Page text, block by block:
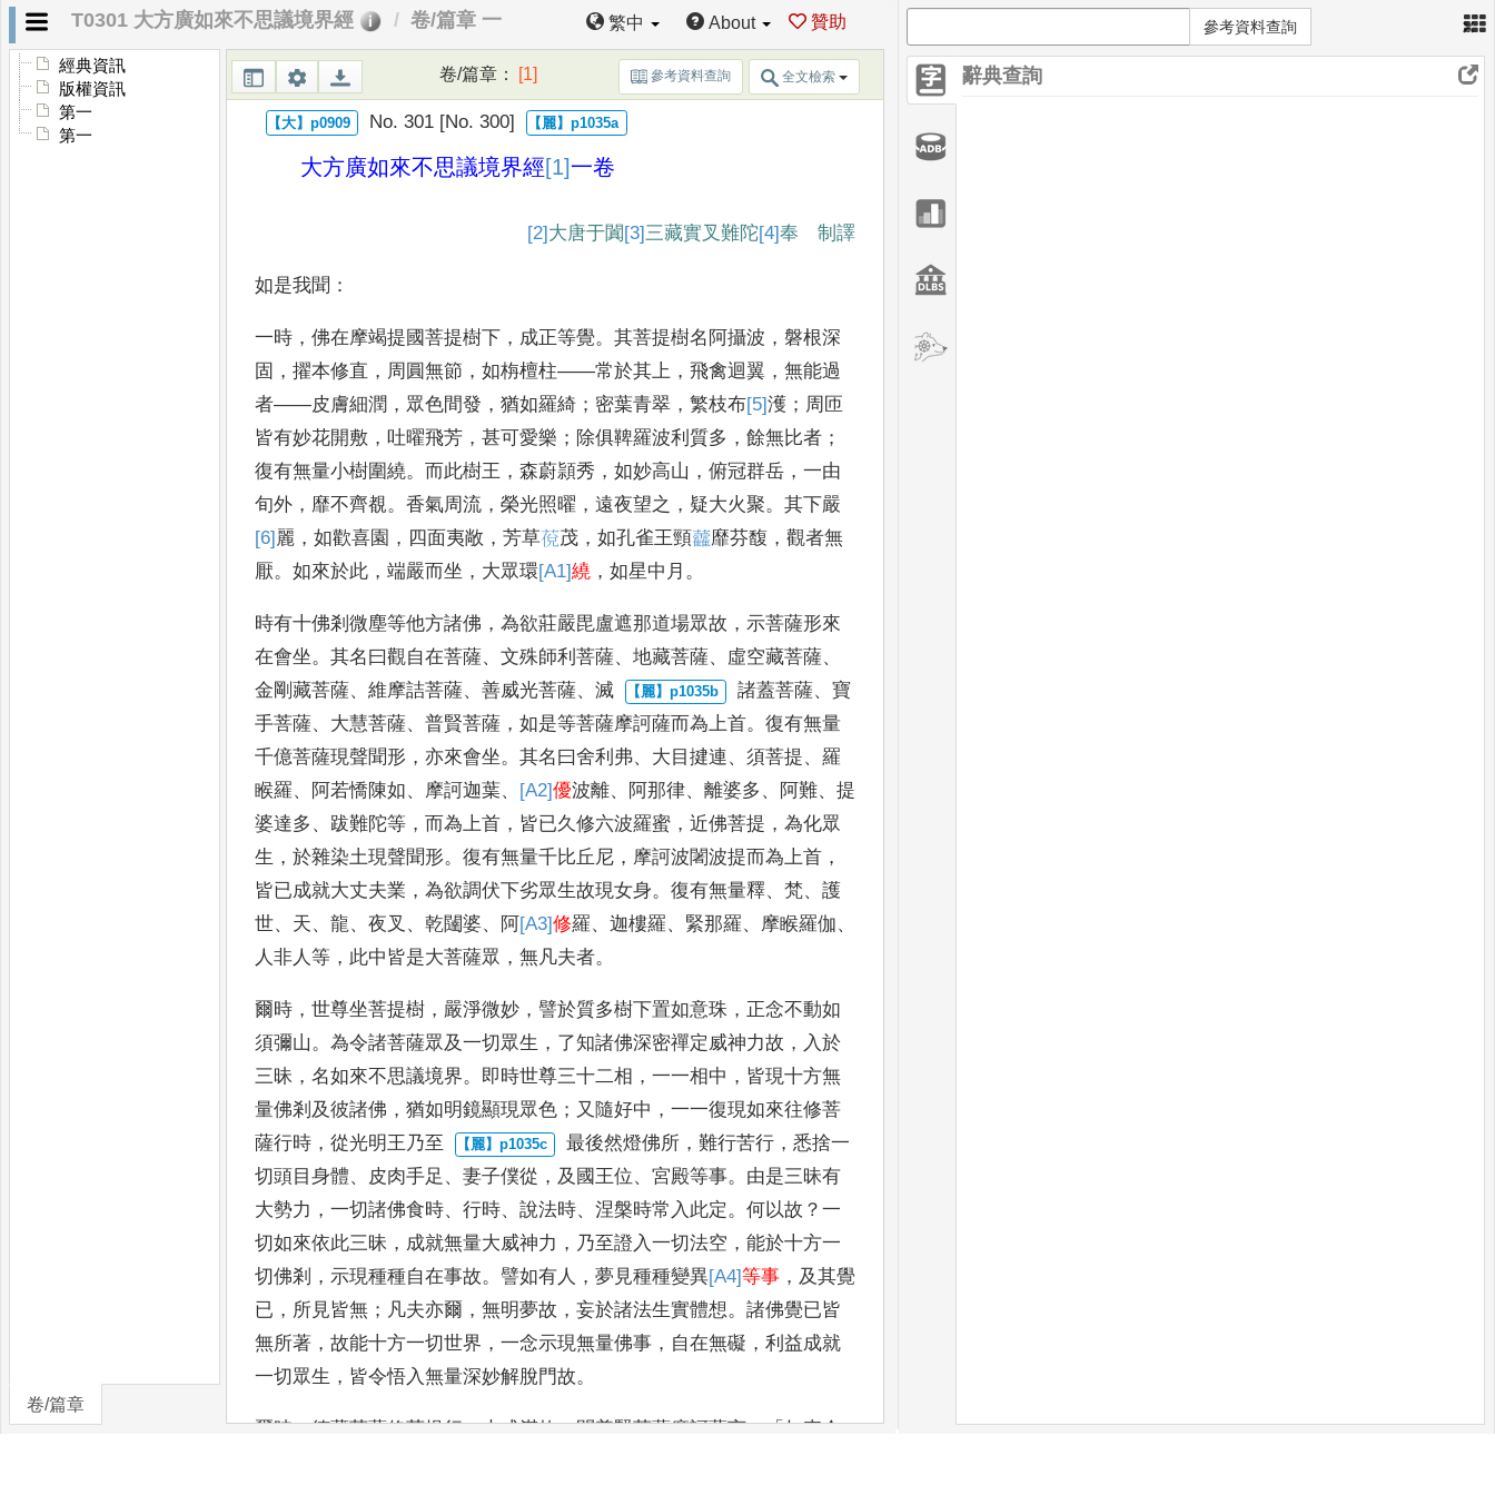
T0301 大方廣如來不思議境界經 卷/篇章 一 繁中 About 贊助
經典資訊
版權資訊
第一
第一
卷/篇章
卷/篇章 ： [1] 參考資料查詢 全文檢索
No. 301 [No. 300]
大方廣如來不思議境界經[1]一卷
[2] 大唐于闐 [3]三藏實叉難陀[4]奉 制譯
如是我聞 ：
一時 ， 佛在摩竭提國菩提樹下 ， 成正等覺。 其菩提樹名阿攝波 ， 磐根深
固 ， 擢本修直 ， 周圓無節 ， 如栴檀柱——常於其上 ， 飛禽迴翼 ， 無能過
者——皮膚細潤 ， 眾色間發 ， 猶如羅綺 ； 密葉青翠 ， 繁枝布[5]濩 ； 周匝
皆有妙花開敷 ， 吐曜飛芳 ， 甚可愛樂 ； 除俱鞞羅波利質多 ， 餘無比者 ；
復有無量小樹圍繞。 而此樹王 ， 森蔚頴秀 ， 如妙高山 ， 俯冠群岳 ， 一由
旬外 ， 靡不齊覩。 香氣周流 ， 榮光照曜 ， 遠夜望之 ， 疑大火聚。 其下嚴
[6] 麗 ， 如歡喜園 ， 四面夷敞 ， 芳草䓲茂 ， 如孔雀王頸𧆑靡芬馥 ， 觀者無
厭。 如來於此 ， 端嚴而坐 ， 大眾環[A1]繞 ， 如星中月 。
時有十佛剎微塵等他方諸佛 ， 為欲莊嚴毘盧遮那道場眾故 ， 示菩薩形來
在會坐。 其名曰觀自在菩薩、 文殊師利菩薩、 地藏菩薩、 虛空藏菩薩、
金剛藏菩薩、 維摩詰菩薩、 善威光菩薩、 滅 諸蓋菩薩、寶
手菩薩、 大慧菩薩、 普賢菩薩 ， 如是等菩薩摩訶薩而為上首。 復有無量
千億菩薩現聲聞形 ， 亦來會坐。 其名曰舍利弗、 大 目揵連、 須菩提、 羅
睺羅、 阿若憍陳如、 摩訶迦葉、 [A2]優波離、 阿那律、 離婆多 、 阿難、 提
婆達多 、 跋難陀等 ， 而為上首 ， 皆已久修六波羅蜜 ， 近佛菩提 ， 為化眾
生 ， 於雜染土現聲聞形。 復有無量千比丘尼 ， 摩訶波闍波提而為上首 ，
皆已成就大丈夫業 ， 為欲調伏下劣眾生故現女身。 復有無量釋、 梵、 護
世、 天、 龍、 夜叉 、 乾闥婆、 阿 [A3]修羅、 迦樓羅、 緊那羅、 摩睺羅伽、
人非人等 ， 此中皆是大菩薩眾 ， 無凡夫者。
爾時 ， 世尊坐菩提樹 ， 嚴淨微妙 ， 譬於質多樹下置如意珠 ， 正念不動如
須彌山。 為令諸菩薩眾及一切眾生 ， 了知諸佛深密禪定威神力故 ， 入於
三昧 ， 名如來不思議境界。 即時世尊三十二相 ， 一一相中 ， 皆現十方無
量佛剎 及彼諸佛 ， 猶如明鏡顯現眾色 ； 又隨好中 ， 一一復現如來往修菩
薩行時 ， 從光明王乃至 最後然燈佛所 ，難行苦行 ，悉捨一
切頭目身體、 皮肉手足 、 妻子僕從 ， 及國王位、 宮殿等事。 由是三昧有
大勢力 ， 一切諸佛食時、 行時、 說法時、 涅槃時常入此定。 何以故 ？ 一
切如來依此三昧 ， 成就無量大威神力 ， 乃至證入一切法空 ， 能於十方一
切佛剎 ， 示現種種自在事故。 譬如有人 ， 夢見種種變異[A4]等事 ， 及其覺
已 ， 所見皆無 ； 凡夫亦爾 ， 無明夢故 ， 妄於諸法生實體想。 諸佛覺已皆
無所著 ， 故能十方一切世界 ， 一念示現無量佛事 ， 自在無礙 ， 利益成就
一切眾生 ， 皆令悟入無量深妙解脫門故。
爾時，德藏菩薩修菩提行，未成滿故，問普賢菩薩摩訶薩言：「如來今
×
參考資料查詢
辭典查詢